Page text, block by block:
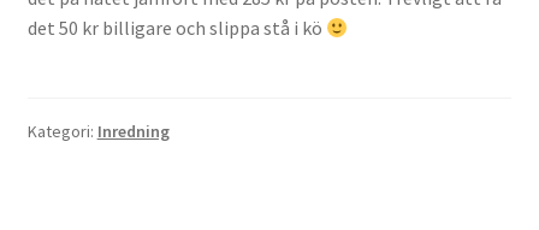
det 50 kr billigare och slippa stå i kö
Kategori: Inredning